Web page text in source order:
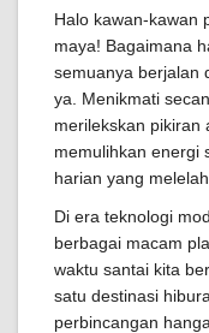
Halo kawan-kawan
maya! Bagaimana
semuanya berjalan
ya. Menikmati
merilekskan pikiran
memulihkan energi
harian yang
Di era teknologi
berbagai macam
waktu santai kita
satu destinasi
perbincangan